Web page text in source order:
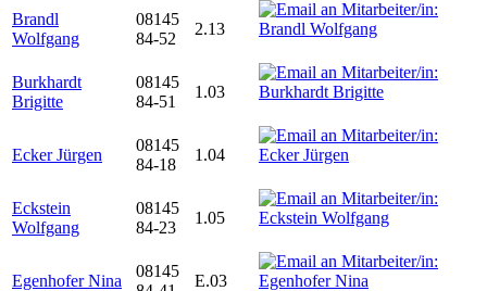
Brandl
Wolfgang
08145
84-52
2.13
Burkhardt
Brigitte
08145
84-51
1.03
Ecker Jürgen
08145
84-18
1.04
Eckstein
Wolfgang
08145
84-23
1.05
Egenhofer Nina
08145
E.03